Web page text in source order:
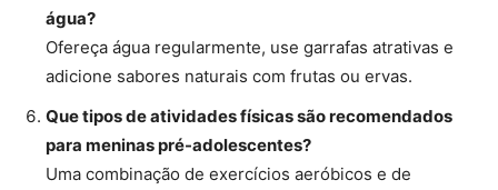
água?
Ofereça água regularmente, use garrafas atrativas e
adicione sabores naturais com frutas ou ervas.
Que tipos de atividades físicas são recomendados
para meninas pré-adolescentes?
Uma combinação de exercícios aeróbicos e de